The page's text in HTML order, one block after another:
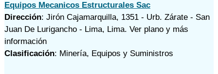
Equipos Mecanicos Estructurales Sac
Dirección: Jirón Cajamarquilla, 1351 - Urb. Zárate - San
Juan De Lurigancho - Lima, Lima. Ver plano y más
información
Clasificación: Minería, Equipos y Suministros